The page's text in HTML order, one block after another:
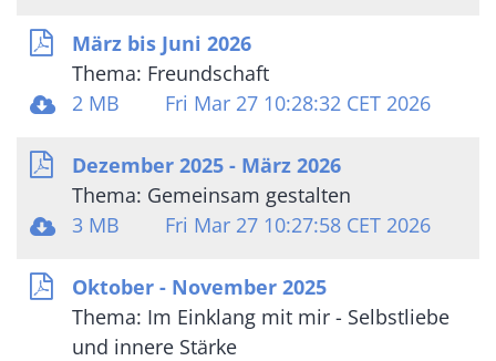
März bis Juni 2026
Thema: Freundschaft
2 MB
Fri Mar 27 10:28:32 CET 2026
Dezember 2025 - März 2026
Thema: Gemeinsam gestalten
3 MB
Fri Mar 27 10:27:58 CET 2026
Oktober - November 2025
Thema: Im Einklang mit mir - Selbstliebe
und innere Stärke